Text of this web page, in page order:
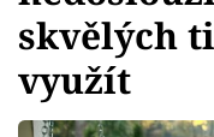
Bydlení
Zahrada
skvělých
využít